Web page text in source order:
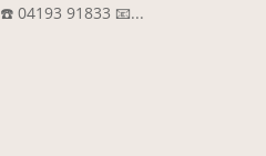
04193 91833 📧...